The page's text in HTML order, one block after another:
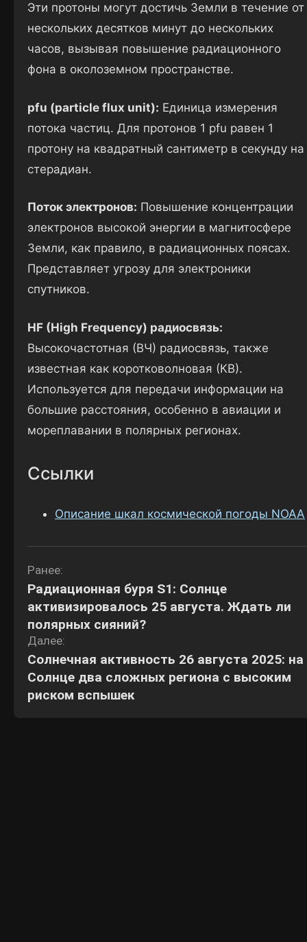
Эти протоны могут достичь Земли в течение от
нескольких десятков минут до нескольких
часов, вызывая повышение радиационного
фона в околоземном пространстве.
pfu (particle flux unit): Единица измерения
потока частиц. Для протонов 1 pfu равен 1
протону на квадратный сантиметр в секунду на
стерадиан.
Поток электронов: Повышение концентрации
электронов высокой энергии в магнитосфере
Земли, как правило, в радиационных поясах.
Представляет угрозу для электроники
спутников.
HF (High Frequency) радиосвязь:
Высокочастотная (ВЧ) радиосвязь, также
известная как коротковолновая (КВ).
Используется для передачи информации на
большие расстояния, особенно в авиации и
мореплавании в полярных регионах.
Ссылки
Описание шкал космической погоды NOAA
Навигация
по
записям
Ранее:
Радиационная буря S1: Солнце
активизировалось 25 августа. Ждать ли
полярных сияний?
Далее:
Солнечная активность 26 августа 2025: на
Солнце два сложных региона с высоким
риском вспышек